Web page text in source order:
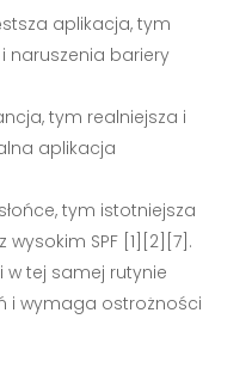
aplikacja, tym
naruszenia bariery
tym realniejsza i
aplikacja
tym istotniejsza
SPF [1][2][7].
w tej samej rutynie
i wymaga ostrożności